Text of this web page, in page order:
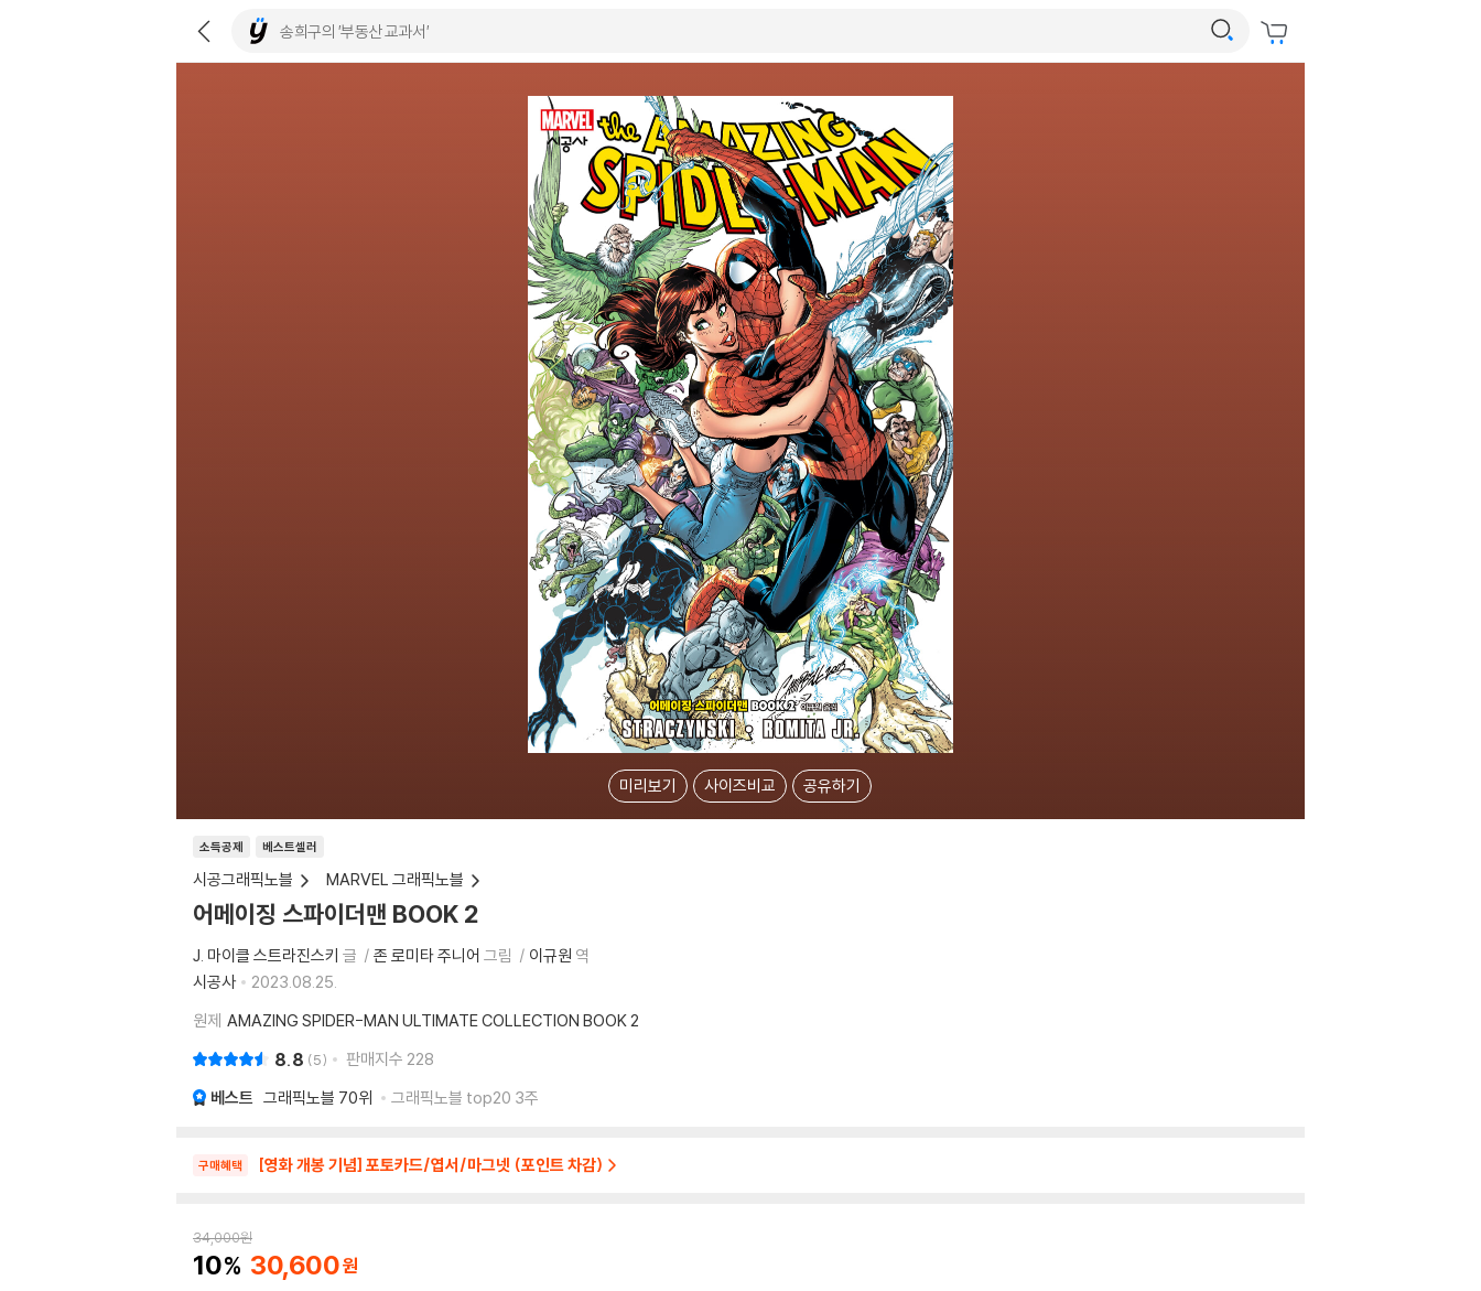
미리보기 사이즈비교 공유하기
소득공제 베스트셀러
시공그래픽노블 MARVEL 그래픽노블
어메이징 스파이더맨 BOOK 2
J. 마이클 스트라진스키 글 존 로미타 주니어 그림 이규원 역
시공사
2023.08.25.
원제 AMAZING SPIDER-MAN ULTIMATE COLLECTION BOOK 2
8.8 5 판매지수 228
베스트 그래픽노블 70위 그래픽노블 top20 3주
구매혜택 [영화 개봉 기념] 포토카드/엽서/마그넷 (포인트 차감)
34,000원
10 30,600